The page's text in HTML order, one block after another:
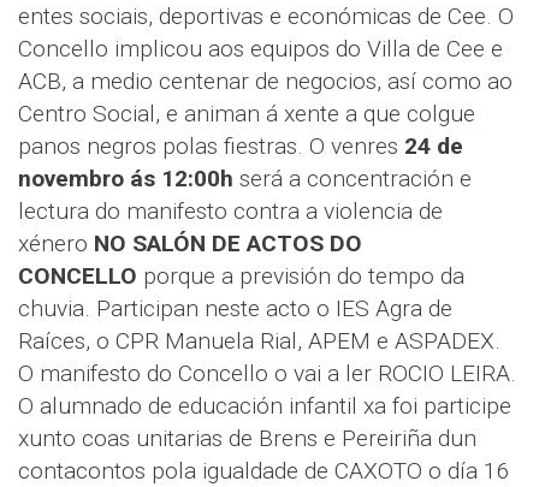
entes sociais, deportivas e económicas de Cee. O
Concello implicou aos equipos do Villa de Cee e
ACB, a medio centenar de negocios, así como ao
Centro Social, e animan á xente a que colgue
panos negros polas fiestras. O venres 24 de
novembro ás 12:00h será a concentración e
lectura do manifesto contra a violencia de
xénero NO SALÓN DE ACTOS DO
CONCELLO porque a previsión do tempo da
chuvia. Participan neste acto o IES Agra de
Raíces, o CPR Manuela Rial, APEM e ASPADEX.
O manifesto do Concello o vai a ler ROCIO LEIRA.
O alumnado de educación infantil xa foi participe
xunto coas unitarias de Brens e Pereiriña dun
contacontos pola igualdade de CAXOTO o día 16